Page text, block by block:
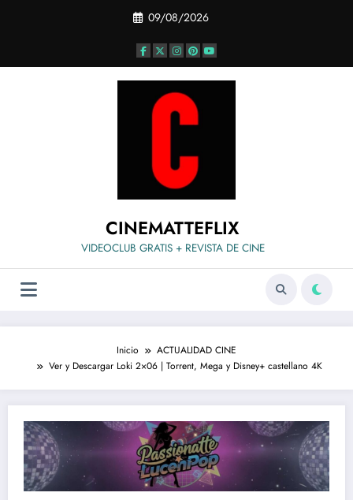
09/08/2026
CINEMATTEFLIX
VIDEOCLUB GRATIS + REVISTA DE CINE
Inicio
ACTUALIDAD CINE
Ver y Descargar Loki 2×06 | Torrent, Mega y Disney+ castellano 4K